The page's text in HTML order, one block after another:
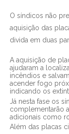
O síndicos não
aquisição das
divida em duas
A aquisição de
ajudaram a
incêndios e
acender fogo
indicando os
Já nesta fase os
complementarão
adicionais como
Além das placas